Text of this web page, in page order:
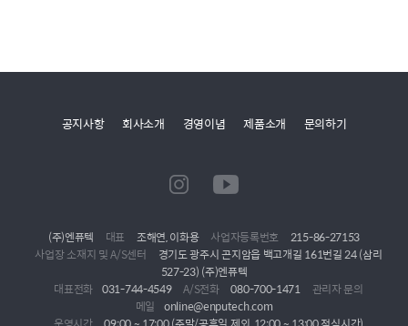
공지사항 회사소개 경영이념 제품소개 문의하기
(주)엔퓨텍 대표 조해연, 이화용 사업자등록번호
215-86-27153
사업장 소재지 및 A/S센터
경기도 광주시 곤지암읍 백고개길 161번길 24 (삼리
527-23) (주)엔퓨텍
대표전화 031-744-4549 A/S전화 080-700-1471
관리자 문의
메일
online@enputech.com